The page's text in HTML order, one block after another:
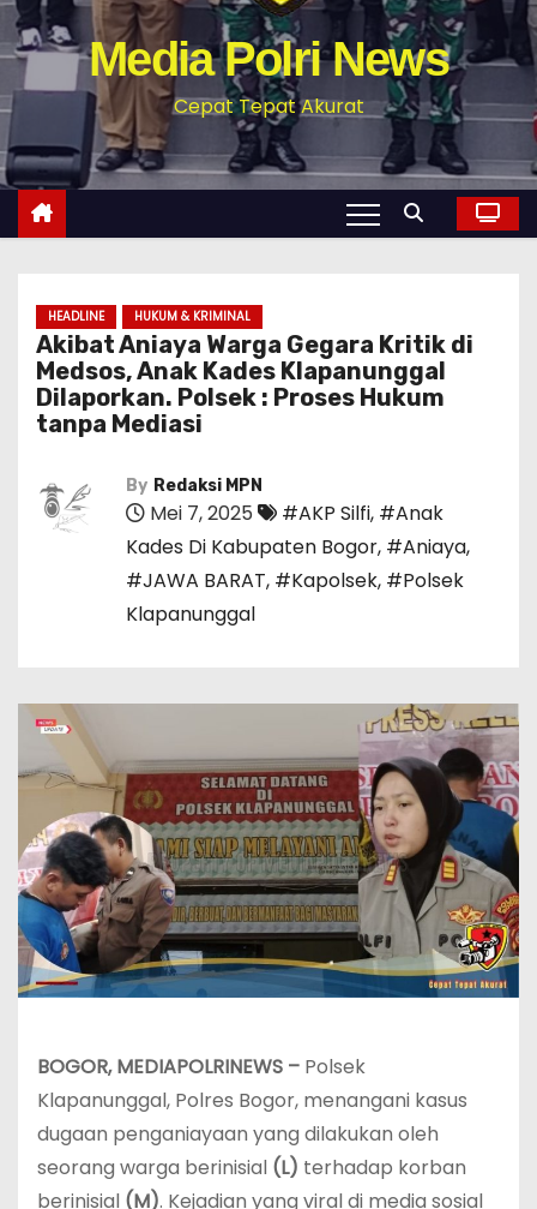
Media Polri News
Cepat Tepat Akurat
HEADLINE HUKUM & KRIMINAL
Akibat Aniaya Warga Gegara Kritik di
Medsos, Anak Kades Klapanunggal
Dilaporkan. Polsek : Proses Hukum
tanpa Mediasi
By Redaksi MPN
Mei 7, 2025 #AKP Silfi, #Anak
Kades Di Kabupaten Bogor, #Aniaya,
#JAWA BARAT, #Kapolsek, #Polsek
Klapanunggal
‎BOGOR, MEDIAPOLRINEWS – Polsek
Klapanunggal, Polres Bogor, menangani kasus
dugaan penganiayaan yang dilakukan oleh
seorang warga berinisial (L) terhadap korban
berinisial (M). Kejadian yang viral di media sosial